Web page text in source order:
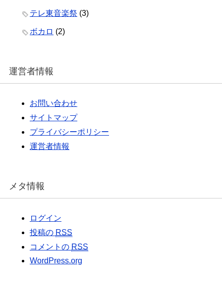
テレ東音楽祭 (3)
ボカロ (2)
運営者情報
お問い合わせ
サイトマップ
プライバシーポリシー
運営者情報
メタ情報
ログイン
投稿の RSS
コメントの RSS
WordPress.org